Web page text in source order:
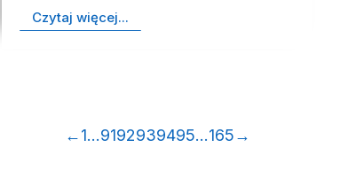
Czytaj więcej...
←1…9192939495…165→